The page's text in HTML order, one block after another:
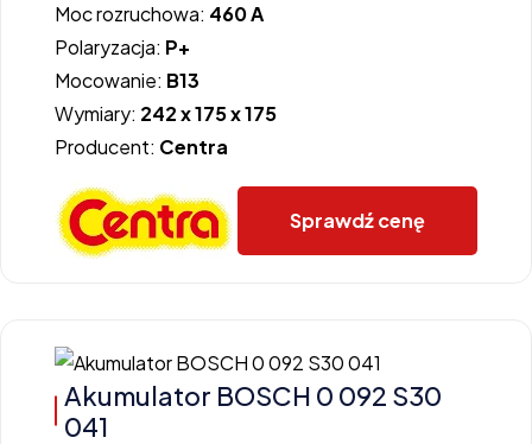
Moc rozruchowa: 460 A
Polaryzacja: P+
Mocowanie: B13
Wymiary: 242 x 175 x 175
Producent: Centra
Sprawdź cenę
Akumulator BOSCH 0 092 S30
041